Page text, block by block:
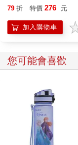
事，生活才會那麼有意
79 折 特價 276 元
加入購物車
您可能會喜歡